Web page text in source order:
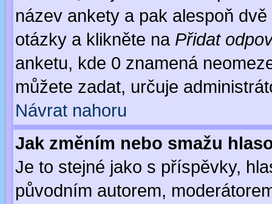
název ankety a pak alespoň
otázky a klikněte na Přidat
anketu, kde 0 znamená
můžete zadat, určuje
Návrat nahoru
Jak změním nebo smažu
Je to stejné jako s příspěvky,
původním autorem,